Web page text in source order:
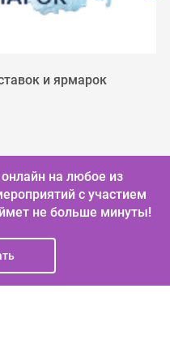
и ярмарок
на любое из
с участием
не больше минуты!